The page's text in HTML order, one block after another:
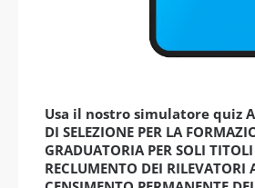
Usa il nostro simulatore quiz
DI SELEZIONE PER LA
GRADUATORIA PER SOLI
RECLUMENTO DEI RILEVATORI